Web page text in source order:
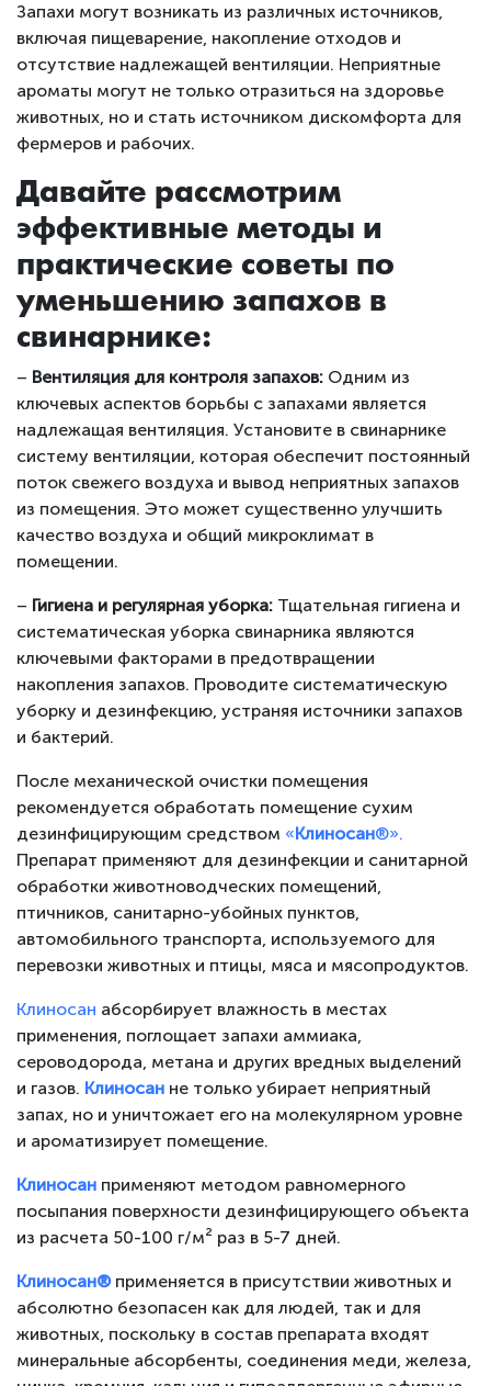
Запахи могут возникать из различных источников,
включая пищеварение, накопление отходов и
отсутствие надлежащей вентиляции. Неприятные
ароматы могут не только отразиться на здоровье
животных, но и стать источником дискомфорта для
фермеров и рабочих.
Давайте рассмотрим
эффективные методы и
практические советы по
уменьшению запахов в
свинарнике:
– Вентиляция для контроля запахов: Одним из
ключевых аспектов борьбы с запахами является
надлежащая вентиляция. Установите в свинарнике
систему вентиляции, которая обеспечит постоянный
поток свежего воздуха и вывод неприятных запахов
из помещения. Это может существенно улучшить
качество воздуха и общий микроклимат в
помещении.
– Гигиена и регулярная уборка: Тщательная гигиена и
систематическая уборка свинарника являются
ключевыми факторами в предотвращении
накопления запахов. Проводите систематическую
уборку и дезинфекцию, устраняя источники запахов
и бактерий.
После механической очистки помещения
рекомендуется обработать помещение сухим
дезинфицирующим средством «Клиносан®».
Препарат применяют для дезинфекции и санитарной
обработки животноводческих помещений,
птичников, санитарно-убойных пунктов,
автомобильного транспорта, используемого для
перевозки животных и птицы, мяса и мясопродуктов.
Клиносан абсорбирует влажность в местах
применения, поглощает запахи аммиака,
сероводорода, метана и других вредных выделений
и газов. Клиносан не только убирает неприятный
запах, но и уничтожает его на молекулярном уровне
и ароматизирует помещение.
Клиносан применяют методом равномерного
посыпания поверхности дезинфицирующего объекта
из расчета 50-100 г/м² раз в 5-7 дней.
Клиносан®применяется в присутствии животных и
абсолютно безопасен как для людей, так и для
животных, поскольку в состав препарата входят
минеральные абсорбенты, соединения меди, железа,